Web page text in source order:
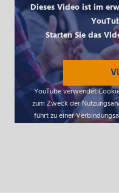
Dieses Video ist im
Starten Sie das
YouTube verwendet
zum Zweck der
führt zu einer